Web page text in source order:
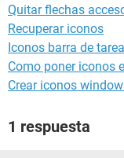
Quitar flechas
Recuperar iconos
Iconos barra de
Como poner iconos
Crear iconos
1 respuesta